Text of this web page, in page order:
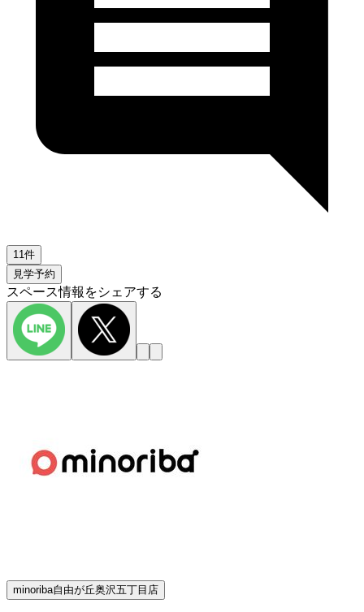
11件
見学予約
スペース情報をシェアする
minoriba自由が丘奥沢五丁目店